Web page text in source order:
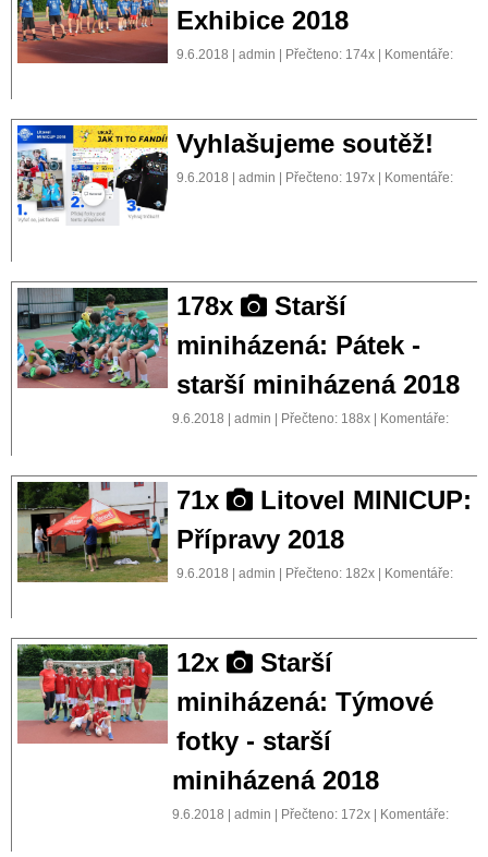
Exhibice 2018
9.6.2018 | admin | Přečteno: 174x | Komentáře:
Vyhlašujeme soutěž!
9.6.2018 | admin | Přečteno: 197x | Komentáře:
178x
Starší
miniházená: Pátek -
starší miniházená 2018
9.6.2018 | admin | Přečteno: 188x | Komentáře:
71x
Litovel MINICUP:
Přípravy 2018
9.6.2018 | admin | Přečteno: 182x | Komentáře:
12x
Starší
miniházená: Týmové
fotky - starší
miniházená 2018
9.6.2018 | admin | Přečteno: 172x | Komentáře: